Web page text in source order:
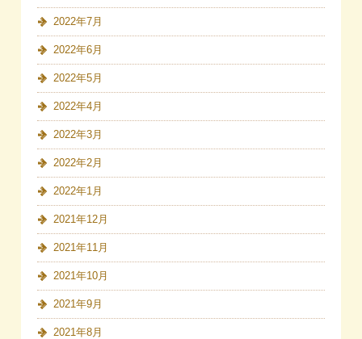
2022年7月
2022年6月
2022年5月
2022年4月
2022年3月
2022年2月
2022年1月
2021年12月
2021年11月
2021年10月
2021年9月
2021年8月